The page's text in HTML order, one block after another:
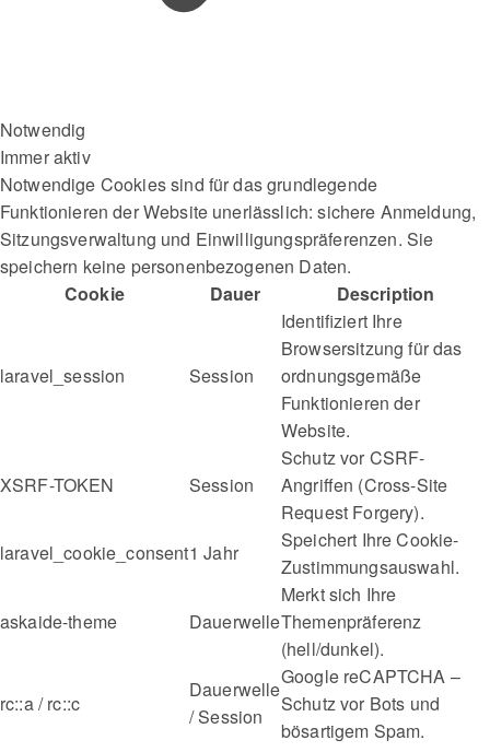
Notwendig
Immer aktiv
Notwendige Cookies sind für das grundlegende
Funktionieren der Website unerlässlich: sichere Anmeldung,
Sitzungsverwaltung und Einwilligungspräferenzen. Sie
speichern keine personenbezogenen Daten.
Cookie
Dauer Description
laravel_session Session
Identifiziert Ihre
Browsersitzung für das
ordnungsgemäße
Funktionieren der
Website.
XSRF-TOKEN Session
Schutz vor CSRF-
Angriffen (Cross-Site
Request Forgery).
laravel_cookie_consent1 Jahr
Speichert Ihre Cookie-
Zustimmungsauswahl.
askaide-theme Dauerwelle
Merkt sich Ihre
Themenpräferenz
(hell/dunkel).
rc::a / rc::c
Dauerwelle
/ Session
Google reCAPTCHA –
Schutz vor Bots und
bösartigem Spam.